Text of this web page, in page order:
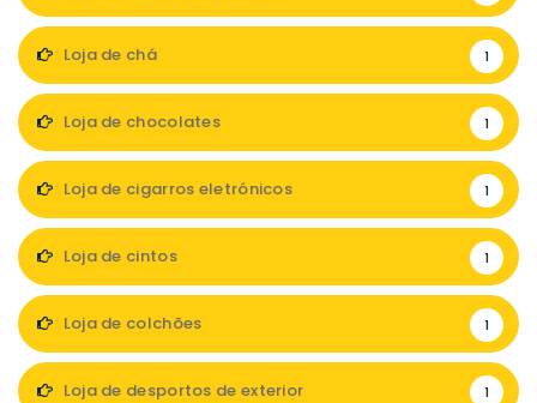
Loja de chá 1
Loja de chocolates 1
Loja de cigarros eletrónicos 1
Loja de cintos 1
Loja de colchões 1
Loja de desportos de exterior 1